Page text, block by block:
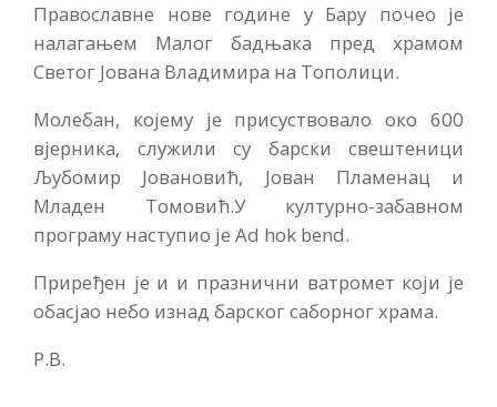
Православне нове године у Бару почео је
налагањем Малог бадњака пред храмом
Светог Јована Владимира на Тополици.
Молебан, којему је присуствовало око 600
вјерника, служили су барски свештеници
Љубомир Јовановић, Јован Пламенац и
Младен Томовић.У културно-забавном
програму наступио је Ad hok bend.
Приређен је и и празнични ватромет који је
обасјао небо изнад барског саборног храма.
Р.В.